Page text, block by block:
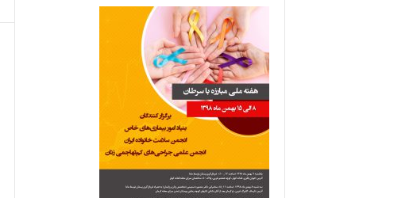
م
و
ر
ی